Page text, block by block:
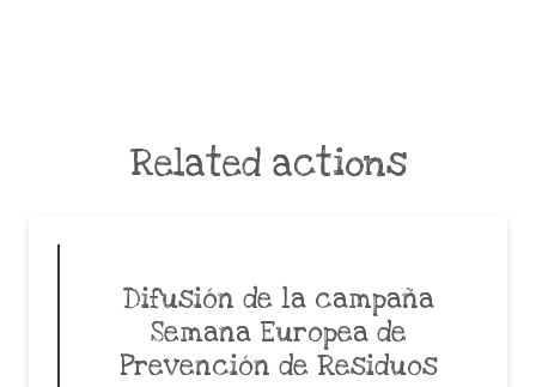
Related actions
Difusión de la campaña
Semana Europea de
Prevención de Residuos